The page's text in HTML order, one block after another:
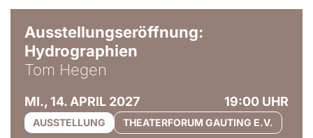
Ausstellungseröffnung:
Hydrographien
Tom Hegen
MI., 14. APRIL 2027 19:00 UHR
AUSSTELLUNG THEATERFORUM GAUTING E.V.